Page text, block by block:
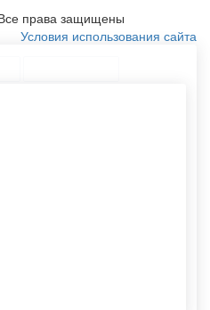
права защищены
Условия использования сайта